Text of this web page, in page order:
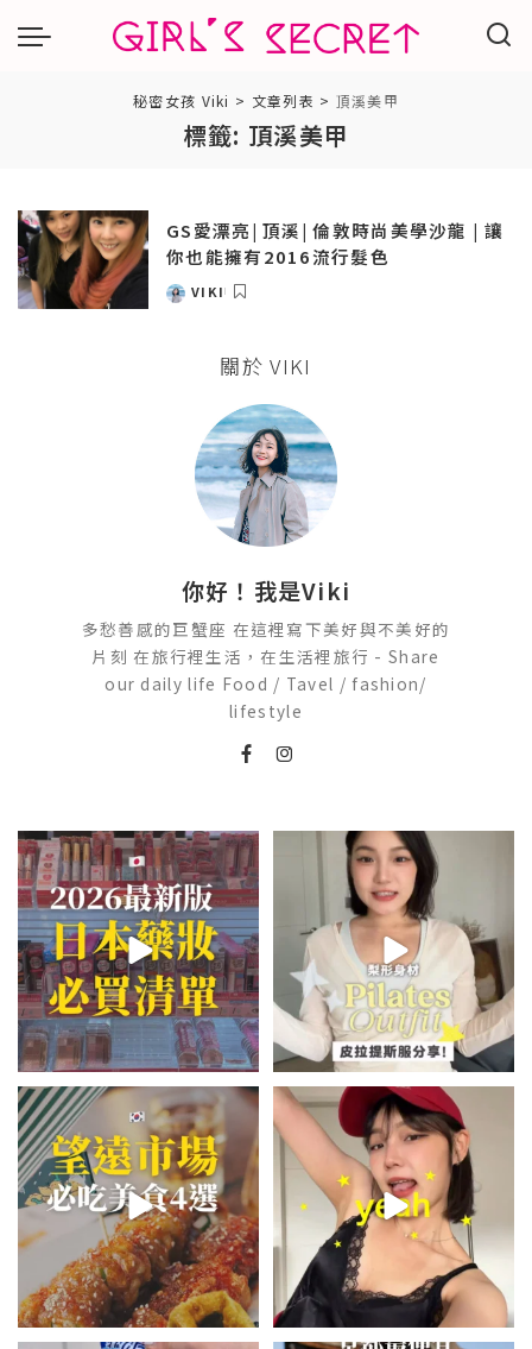
秘密女孩 Viki > 文章列表 > 頂溪美甲
標籤: 頂溪美甲
GS愛漂亮| 頂溪| 倫敦時尚美學沙龍 | 讓
你也能擁有2016流行髮色
POSTED
VIKI
關於 VIKI
你好！我是Viki
多愁善感的巨蟹座 在這裡寫下美好與不美好的
片刻 在旅行裡生活，在生活裡旅行 - Share
our daily life Food / Tavel / fashion/
lifestyle
2026🇯🇵日本藥妝店必買什麼
日本最近紅什麼？...
118 17
💭留言「美背」傳🔗給你！
🏷️#吉推韓國 🇰🇷
...
48 20
\🇰🇷韓國望遠市場4家必吃美食
😋/
💭留言「望遠市場」傳地址給你
337 59
summer outfit⋆.˚✮🎧✮˚.⋆
夏日穿搭最需要單品！...
729 43